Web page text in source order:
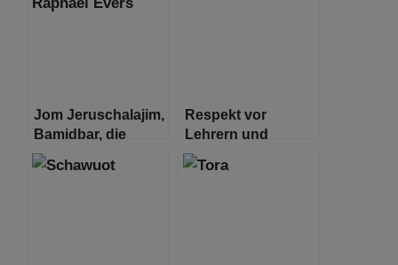
Jom Jeruschalajim,
Bamidbar, die
Wüste und
Schawu’ot. Gibt es
Respekt vor
Lehrern und
Dozenten: ein
wichtiger Aspekt